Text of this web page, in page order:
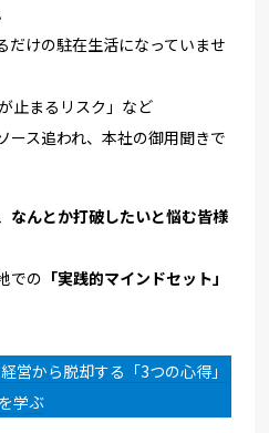
だけの駐在生活になっていませ
止まるリスク」など
ース追われ、本社の御用聞きで
なんとか打破したいと悩む皆様
での 「実践的マインドセット」
営から脱却する「3つの心得」
を学ぶ